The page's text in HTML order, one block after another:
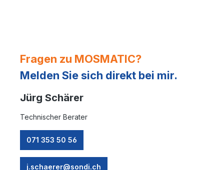
Fragen zu MOSMATIC?
Melden Sie sich direkt bei mir.
Jürg Schärer
Technischer Berater
071 353 50 56
j.schaerer@sondi.ch